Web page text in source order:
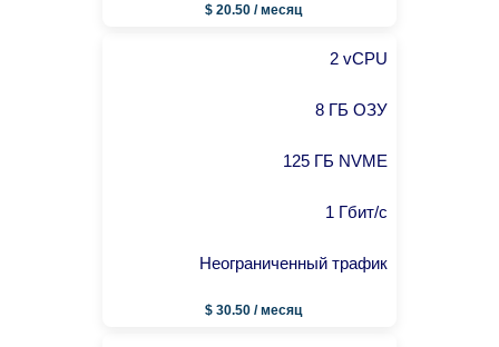
$ 20.50 / месяц
2 vCPU
8 ГБ ОЗУ
125 ГБ NVME
1 Гбит/с
Неограниченный трафик
$ 30.50 / месяц